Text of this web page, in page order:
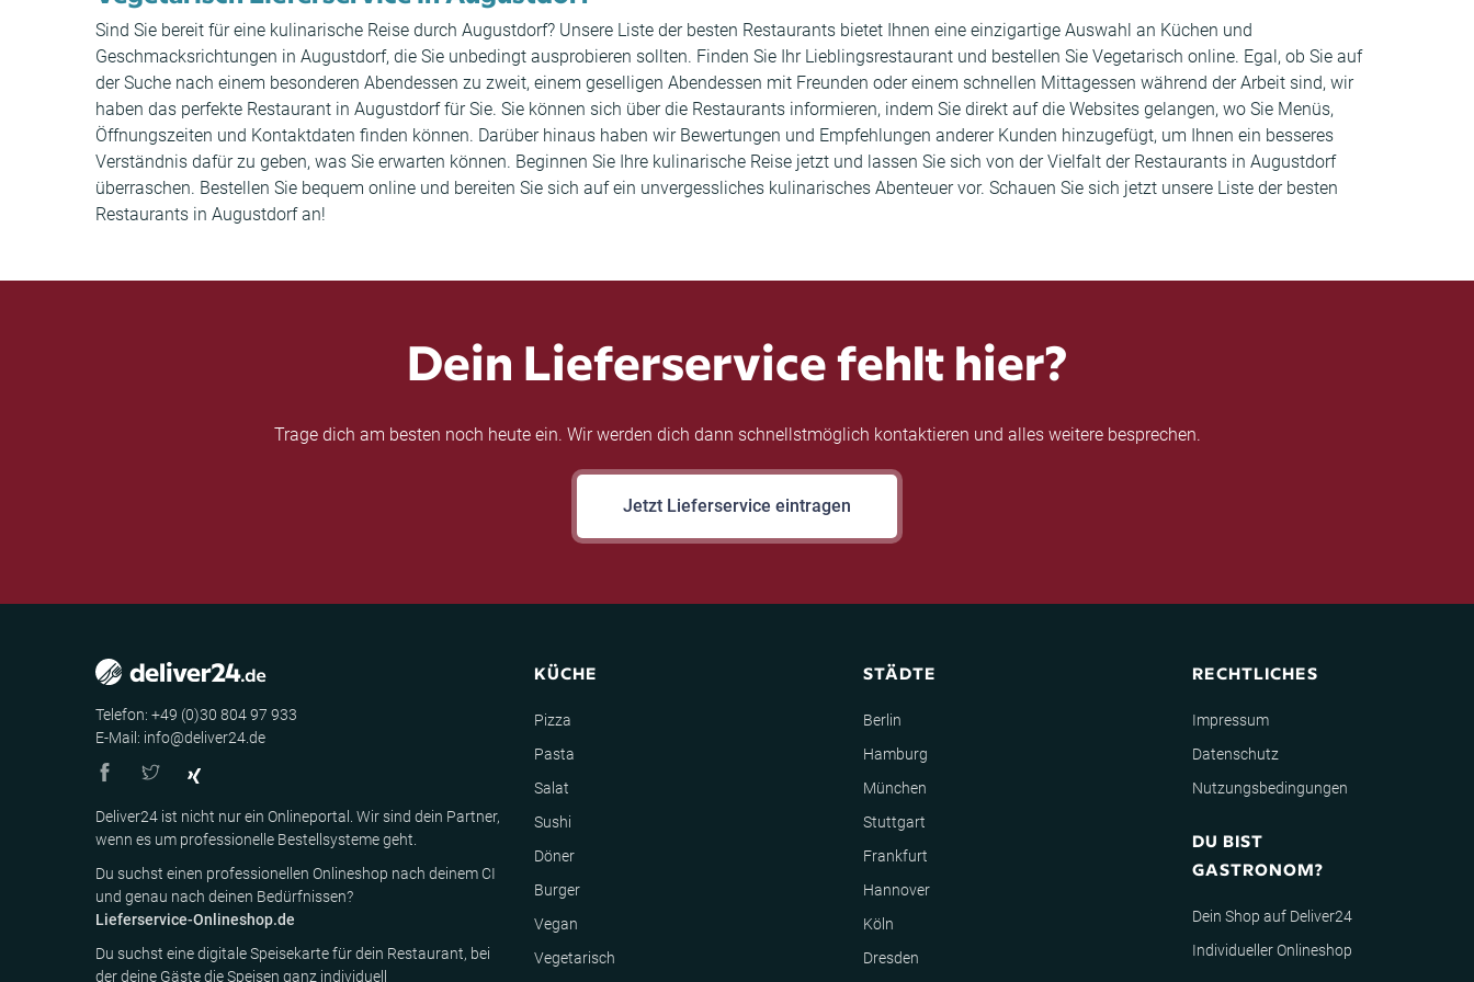
Sind Sie bereit für eine kulinarische Reise durch Augustdorf? Unsere Liste der besten Restaurants bietet Ihnen eine einzigartige Auswahl an Küchen und
Geschmacksrichtungen in Augustdorf, die Sie unbedingt ausprobieren sollten. Finden Sie Ihr Lieblingsrestaurant und bestellen Sie Vegetarisch online. Egal, ob Sie auf
der Suche nach einem besonderen Abendessen zu zweit, einem geselligen Abendessen mit Freunden oder einem schnellen Mittagessen während der Arbeit sind, wir
haben das perfekte Restaurant in Augustdorf für Sie. Sie können sich über die Restaurants informieren, indem Sie direkt auf die Websites gelangen, wo Sie Menüs,
Öffnungszeiten und Kontaktdaten finden können. Darüber hinaus haben wir Bewertungen und Empfehlungen anderer Kunden hinzugefügt, um Ihnen ein besseres
Verständnis dafür zu geben, was Sie erwarten können. Beginnen Sie Ihre kulinarische Reise jetzt und lassen Sie sich von der Vielfalt der Restaurants in Augustdorf
überraschen. Bestellen Sie bequem online und bereiten Sie sich auf ein unvergessliches kulinarisches Abenteuer vor. Schauen Sie sich jetzt unsere Liste der besten
Restaurants in Augustdorf an!
Dein Lieferservice fehlt hier?
Trage dich am besten noch heute ein. Wir werden dich dann schnellstmöglich kontaktieren und alles weitere besprechen.
Jetzt Lieferservice eintragen
Telefon: +49 (0)30 804 97 933
E-Mail: info@deliver24.de
Deliver24 ist nicht nur ein Onlineportal. Wir sind dein Partner,
wenn es um professionelle Bestellsysteme geht.
Du suchst einen professionellen Onlineshop nach deinem CI
und genau nach deinen Bedürfnissen?
Lieferservice-Onlineshop.de
Du suchst eine digitale Speisekarte für dein Restaurant, bei
der deine Gäste die Speisen ganz individuell
KÜCHE
Pizza
Pasta
Salat
Sushi
Döner
Burger
Vegan
Vegetarisch
STÄDTE
Berlin
Hamburg
München
Stuttgart
Frankfurt
Hannover
Köln
Dresden
RECHTLICHES
Impressum
Datenschutz
Nutzungsbedingungen
DU BIST
GASTRONOM?
Dein Shop auf Deliver24
Individueller Onlineshop